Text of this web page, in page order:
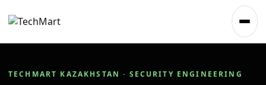
TECHMART KAZAKHSTAN · SECURITY ENGINEERING